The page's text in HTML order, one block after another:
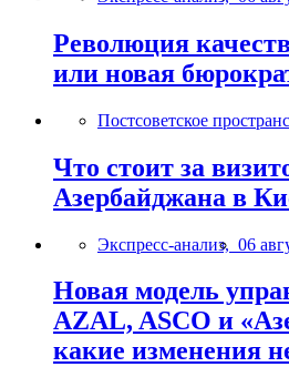
Революция
или новая
Постсоветское
Что стоит за
Азербайджана в
Экспресс-анализ, 06
Новая модель
AZAL, ASCO и
какие изменения